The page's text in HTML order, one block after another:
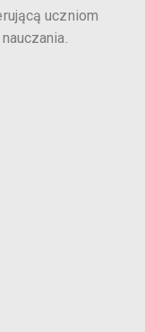
uczniom